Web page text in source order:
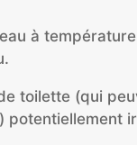
à
toilette (qui
potentiellement